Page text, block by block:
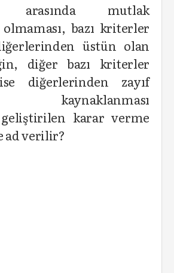
arasında mutlak
bazı kriterler
üstün olan
diğer bazı kriterler
ise diğerlerinden zayıf
kaynaklanması
karar verme
ad verilir?